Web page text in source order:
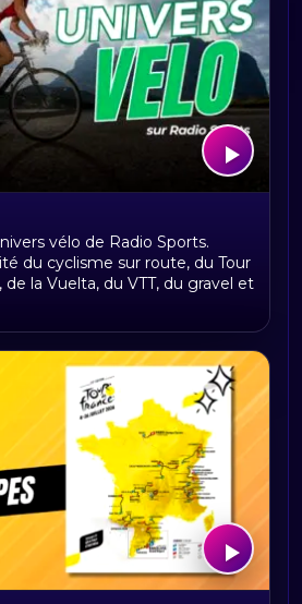
Radio Cyclo, votre
vélo de Radio Sports.
du cyclisme sur route, du Tour
de la Vuelta, du VTT, du gravel et